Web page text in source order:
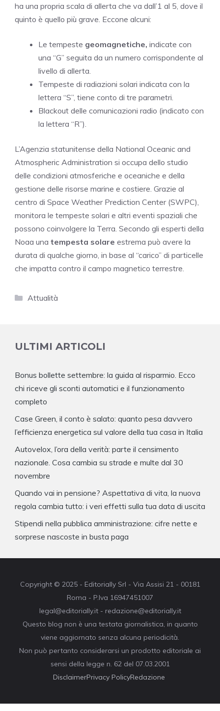
ha una propria scala di allerta che va dall’1 al 5, dove il
quinto è quello più grave. Eccone alcuni:
Le tempeste geomagnetiche, indicate con
una “G” seguita da un numero corrispondente al
livello di allerta.
Tempeste di radiazioni solari indicata con la
lettera “S”, tiene conto di tre parametri.
Blackout delle comunicazioni radio (indicato con
la lettera “R”).
L’Agenzia statunitense della National Oceanic and
Atmospheric Administration si occupa dello studio
delle condizioni atmosferiche e oceaniche e della
gestione delle risorse marine e costiere. Grazie al
centro di Space Weather Prediction Center (SWPC),
monitora le tempeste solari e altri eventi spaziali che
possono coinvolgere la Terra. Secondo gli esperti della
Noaa una tempesta solare estrema può avere la
durata di qualche giorno, in base al “carico” di particelle
che impatta contro il campo magnetico terrestre.
Categorie
Attualità
ULTIMI ARTICOLI
Bonus bollette settembre: la guida al risparmio. Ecco
chi riceve gli sconti automatici e il funzionamento
completo
Case Green, il conto è salato: quanto pesa davvero
l’efficienza energetica sul valore della tua casa in Italia
Autovelox, l’ora della verità: parte il censimento
nazionale. Cosa cambia su strade e multe dal 30
novembre
Quando vai in pensione? Aspettativa di vita, la nuova
regola cambia tutto: i veri effetti sulla tua data di uscita
Stipendi nella pubblica amministrazione: cifre nette e
sorprese nascoste in busta paga
Copyright © 2025 - Editorially Srl - Via Assisi 21 - 00181
Roma - P.Iva 16947451007
legal@editorially.it - redazione@editorially.it
Questo blog non è una testata giornalistica, in quanto
viene aggiornato senza alcuna periodicità.
Non può pertanto considerarsi un prodotto editoriale ai
sensi della legge n. 62 del 07.03.2001
DisclaimerPrivacy PolicyRedazione